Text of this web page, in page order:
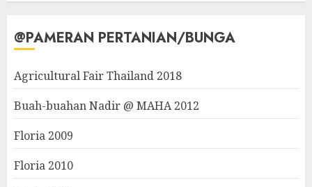
@PAMERAN PERTANIAN/BUNGA
Agricultural Fair Thailand 2018
Buah-buahan Nadir @ MAHA 2012
Floria 2009
Floria 2010